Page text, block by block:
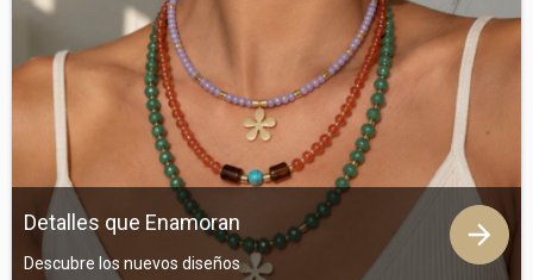
Detalles que Enamoran
Descubre los nuevos diseños